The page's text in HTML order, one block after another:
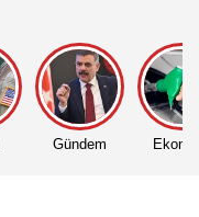
Gündem